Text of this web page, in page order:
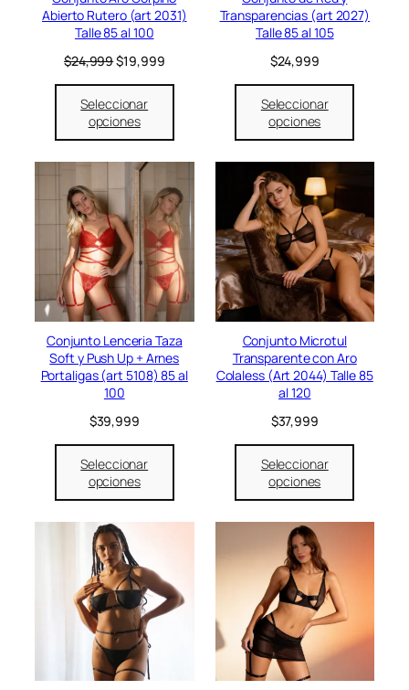
r
a
$
3
9
,
.
$
9
o
f
Abierto Rutero (art 2031)
Talle 85 al 100
$24,999E
r
e
c
i
r
i
g
i
n
a
l
e
r
a
:
2
4
,
9
9
.
$19,999E
c
i
a
c
t
u
a
l
e
s
:
$
1
9
Seleccionar
opciones
Transparencias (art 2027)
Talle 85 al 105
$24,999
Seleccionar
opciones
Conjunto Lenceria Taza
Soft y Push Up + Arnes
Portaligas (art 5108) 85 al
100
$39,999
Seleccionar
opciones
Conjunto Microtul
Transparente con Aro
Colaless (Art 2044) Talle 85
al 120
$37,999
Seleccionar
opciones